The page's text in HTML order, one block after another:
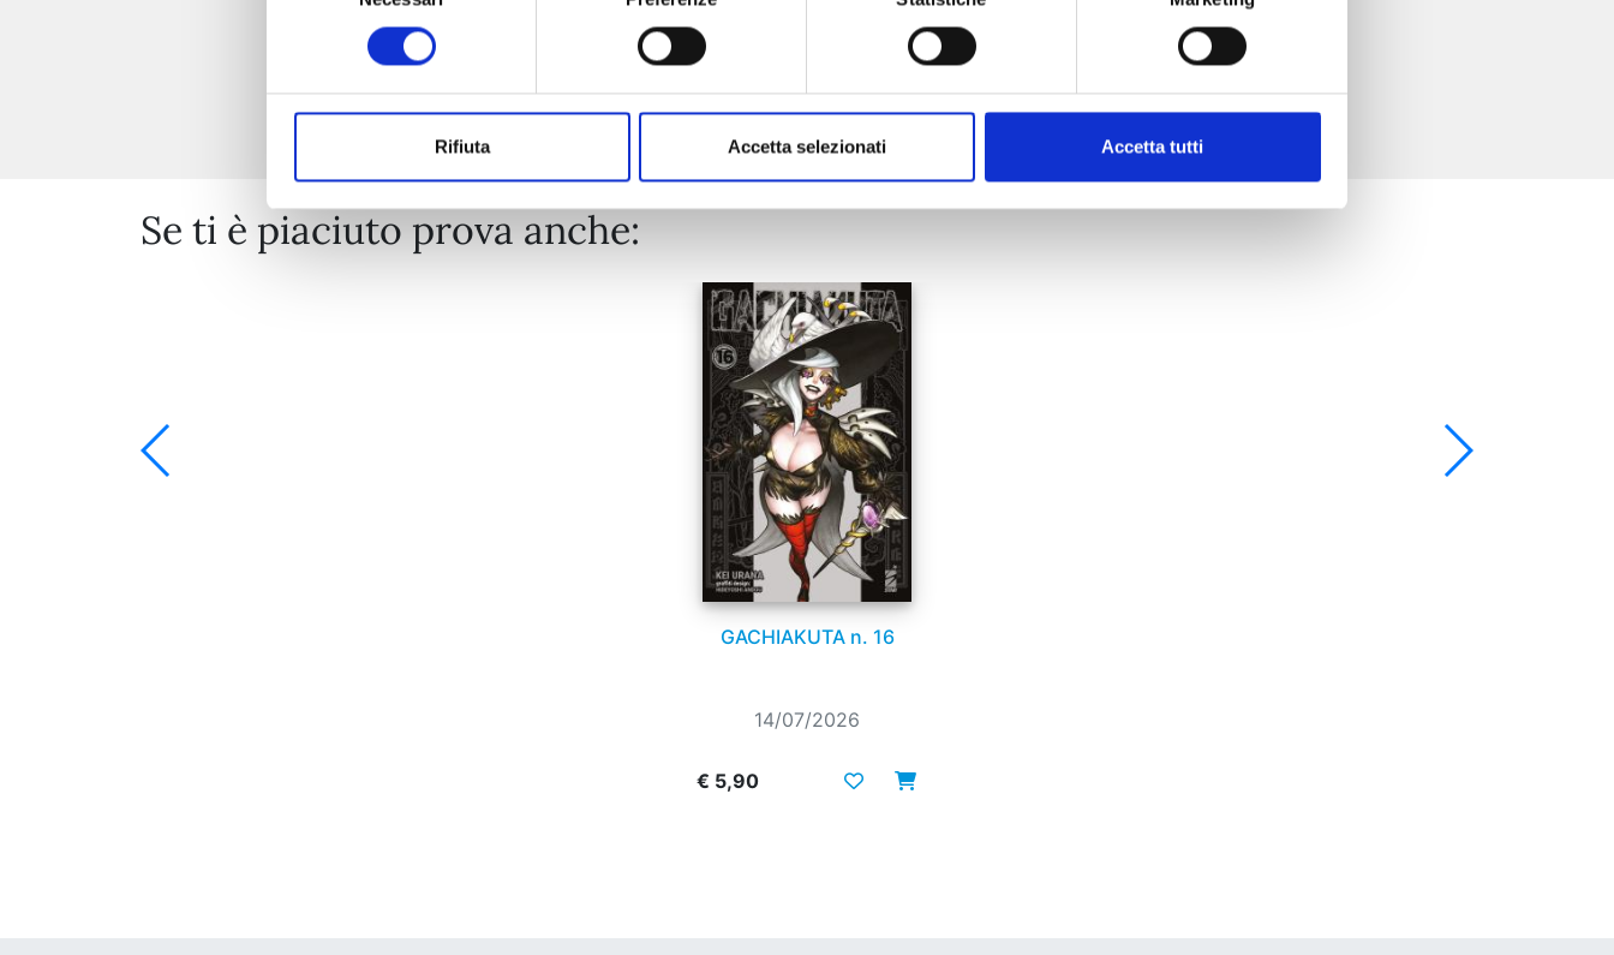
Rifiuta Accetta selezionati Accetta tutti
Se ti è piaciuto prova anche:
GACHIAKUTA n. 16
14/07/2026
€ 5,90